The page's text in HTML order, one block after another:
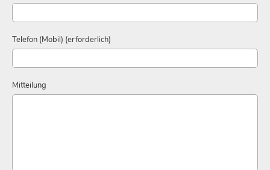
Telefon (Mobil) (erforderlich)
Mitteilung